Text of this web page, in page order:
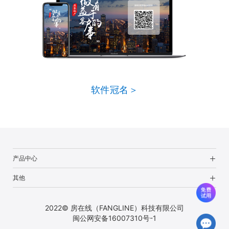
软件冠名＞
产品中心
其他
2022© 房在线（FANGLINE）科技有限公司
闽公网安备16007310号-1